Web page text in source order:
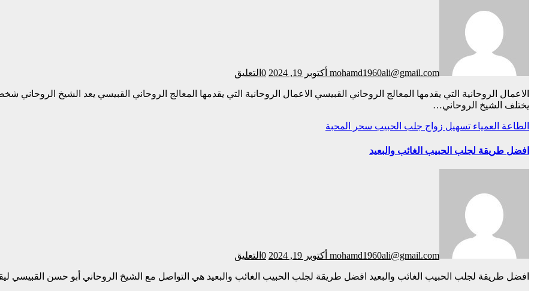
mohamd1960ali@gmail.com أكتوبر 19, 2024 0 التعليق
يختلف الشيخ الروحاني…
الطاعة العمياء تسهيل زواج جلب الحبيب سحر المحبة
افضل طريقة لجلب الحبيب الغائب والبعيد
mohamd1960ali@gmail.com أكتوبر 19, 2024 0 التعليق
افضل طريقة لجلب الحبيب الغائب والبعيد افضل طريقة لجلب الحبيب الغائب والبعيد هي التواصل مع الشيخ الروحاني أبو حسن القبيسي